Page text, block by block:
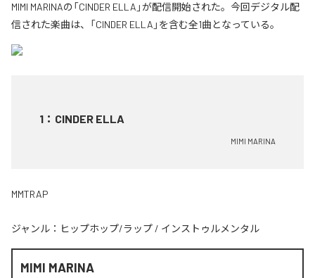
MIMI MARINAの「CINDER ELLA」が配信開始された。今回デジタル配
信された楽曲は、「CINDER ELLA」を含む全1曲となっている。
1 ： CINDER ELLA
MIMI MARINA
MMTRAP
ジャンル： ヒップホップ/ラップ / インストゥルメンタル
MIMI MARINA